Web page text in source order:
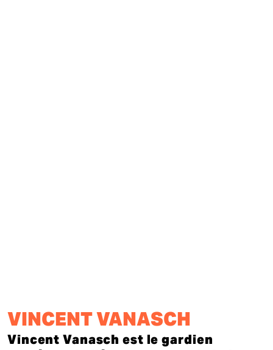
VINCENT VANASCH
Vincent Vanasch est le gardien